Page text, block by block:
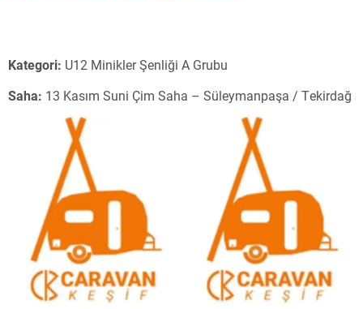
Kategori: U12 Minikler Şenliği A Grubu
Saha: 13 Kasım Suni Çim Saha – Süleymanpaşa / Tekirdağ